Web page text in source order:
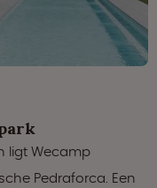
ligt Wecamp
Pedraforca. Een